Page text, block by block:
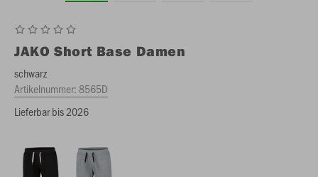
JAKO Short Base Damen
schwarz
Artikelnummer:8565D
Lieferbar bis 2026